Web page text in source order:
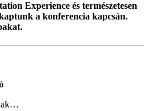
Experience és természetesen
a konferencia kapcsán.